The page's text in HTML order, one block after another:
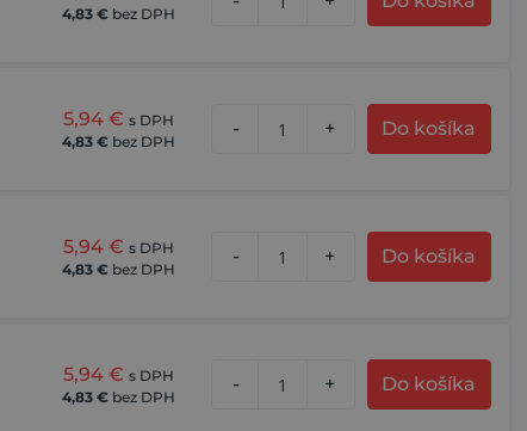
4,83 € bez DPH
5,94 € s DPH
4,83 € bez DPH
- + Do košíka
5,94 € s DPH
4,83 € bez DPH
- + Do košíka
5,94 € s DPH
4,83 € bez DPH
- + Do košíka